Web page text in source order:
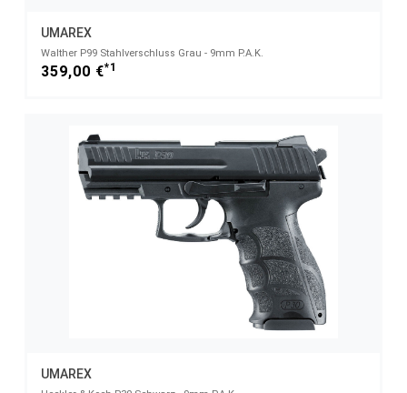
UMAREX
Walther P99 Stahlverschluss Grau - 9mm P.A.K.
359,00 €*1
UMAREX